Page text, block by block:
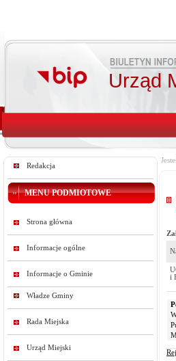
Urząd
Redakcja
MENU PODMIOTOWE
Strona główna
Informacje ogólne
Informacje o Gminie
Władze Gminy
Rada Miejska
Urząd Miejski
i